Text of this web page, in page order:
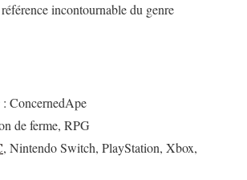
incontournable du genre
: ConcernedApe
de ferme, RPG
, Nintendo Switch, PlayStation, Xbox,